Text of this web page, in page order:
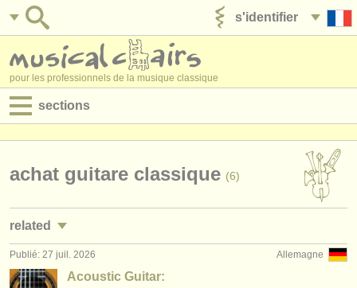
s'identifier
pour les professionnels de la musique classique
sections
jobs - administration
degree courses
achat guitare classique (6)
related
stages/ masterclass guitare classique Allemagne
Publié: 27 juil. 2026
Acoustic Guitar: